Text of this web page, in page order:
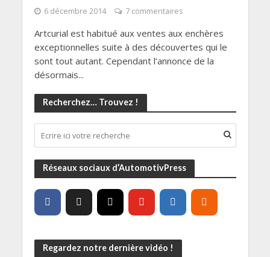
6 décembre 2014 7 commentaires
Artcurial est habitué aux ventes aux enchères
exceptionnelles suite à des découvertes qui le
sont tout autant. Cependant l’annonce de la
désormais...
Recherchez… Trouvez !
Réseaux sociaux d’AutomotivPress
Regardez notre dernière vidéo !